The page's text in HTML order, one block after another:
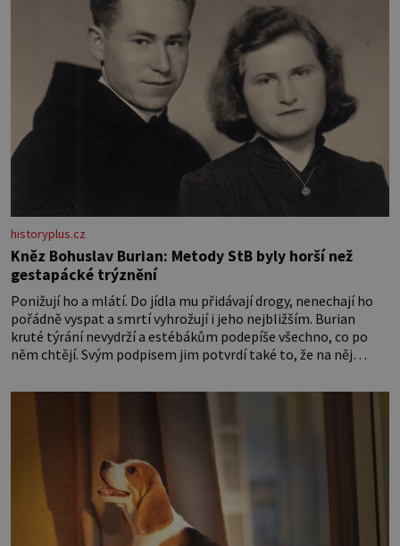
historyplus.cz
Kněz Bohuslav Burian: Metody StB byly horší než
gestapácké trýznění
Ponižují ho a mlátí. Do jídla mu přidávají drogy, nenechají ho
pořádně vyspat a smrtí vyhrožují i jeho nejbližším. Burian
kruté týrání nevydrží a estébákům podepíše všechno, co po
něm chtějí. Svým podpisem jim potvrdí také to, že na něj
Syn brněnského řezníka chce být knězem a